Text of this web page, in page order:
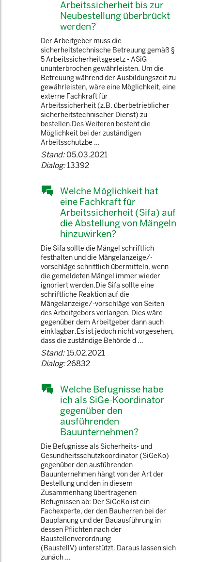
Arbeitssicherheit bis zur
Neubestellung überbrückt
werden?
Der Arbeitgeber muss die
sicherheitstechnische Betreuung gemäß §
5 Arbeitssicherheitsgesetz - ASiG
ununterbrochen gewährleisten. Um die
Betreuung während der Ausbildungszeit zu
gewährleisten, wäre eine Möglichkeit, eine
externe Fachkraft für
Arbeitssicherheit (z.B. überbetrieblicher
sicherheitstechnischer Dienst) zu
bestellen.Des Weiteren besteht die
Möglichkeit bei der zuständigen
Arbeitsschutzbe ...
Stand:05.03.2021
Dialog:13392
Welche Möglichkeit hat
eine Fachkraft für
Arbeitssicherheit (Sifa) auf
die Abstellung von Mängeln
hinzuwirken?
Die Sifa sollte die Mängel schriftlich
festhalten und die Mängelanzeige/-
vorschläge schriftlich übermitteln, wenn
die gemeldeten Mängel immer wieder
ignoriert werden.Die Sifa sollte eine
schriftliche Reaktion auf die
Mängelanzeige/-vorschläge von Seiten
des Arbeitgebers verlangen. Dies wäre
gegenüber dem Arbeitgeber dann auch
einklagbar.Es ist jedoch nicht vorgesehen,
dass die zuständige Behörde d ...
Stand:15.02.2021
Dialog:26832
Welche Befugnisse habe
ich als SiGe-Koordinator
gegenüber den
ausführenden
Bauunternehmen?
Die Befugnisse als Sicherheits- und
Gesundheitsschutzkoordinator (SiGeKo)
gegenüber den ausführenden
Bauunternehmen hängt von der Art der
Bestellung und den in diesem
Zusammenhang übertragenen
Befugnissen ab: Der SiGeKo ist ein
Fachexperte, der den Bauherren bei der
Bauplanung und der Bauausführung in
dessen Pflichten nach der
Baustellenverordnung
(BaustellV) unterstützt. Daraus lassen sich
zunäch ...